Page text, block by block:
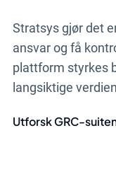
Stratsys gjør det
ansvar og få
plattform styrkes
langsiktige
Utforsk GRC-